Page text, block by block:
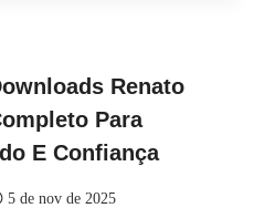
Renato
Para
E Confiança
5 de nov de 2025